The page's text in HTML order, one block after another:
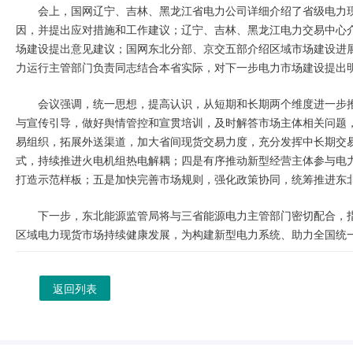
会上，国网辽宁、吉林、黑龙江省电力公司详细介绍了省级电
因，并提出应对措施和工作建议；辽宁、吉林、黑龙江电力交易中
场建设提出意见建议；国网东北分部、京交五部介绍区域市场建设
力运行主管部门负责同志结合本省实际，对下一步电力市场建设提出
会议强调，统一思想，提高认识，从短期和长期两个维度进一
与宣传引导，做好舆情管控和宣贯培训，及时解答市场主体相关问
易组织，拓展外送渠道，加大省间现货交易力度，充分发挥中长期
式，持续推进火电机组热电解耦；四是有序推动新型经营主体参与
打造示范样板；五是加快完善市场规则，强化政策协同，统筹推进东
下一步，东北能源监管局将与三省能源电力主管部门密切配合
区域电力现货市场持续健康发展，为构建新型电力系统、助力全国统
返回列表